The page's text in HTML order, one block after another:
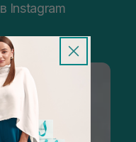
Instagram